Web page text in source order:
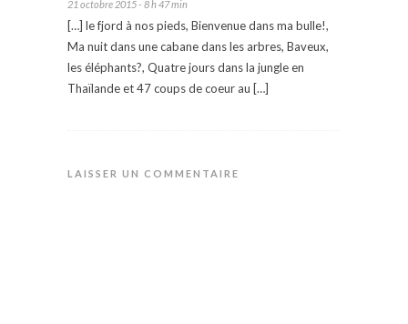
21 octobre 2015 - 8 h 47 min
[…] le fjord à nos pieds, Bienvenue dans ma bulle!,
Ma nuit dans une cabane dans les arbres, Baveux,
les éléphants?, Quatre jours dans la jungle en
Thaïlande et 47 coups de coeur au […]
LAISSER UN COMMENTAIRE